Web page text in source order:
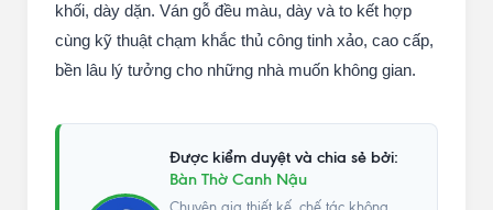
khối, dày dặn. Ván gỗ đều màu, dày và to kết hợp
cùng kỹ thuật chạm khắc thủ công tinh xảo, cao cấp,
bền lâu lý tưởng cho những nhà muốn không gian.
Được kiểm duyệt và chia sẻ bởi:
Bàn Thờ Canh Nậu